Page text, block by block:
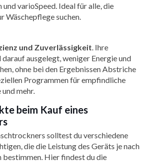
und varioSpeed. Ideal für alle, die
Wäschepflege suchen.
und Zuverlässigkeit. Ihre
ausgelegt, weniger Energie und
ohne bei den Ergebnissen Abstriche
Programmen für empfindliche
mehr.
beim Kauf eines
solltest du verschiedene
die die Leistung des Geräts je nach
bestimmen. Hier findest du die